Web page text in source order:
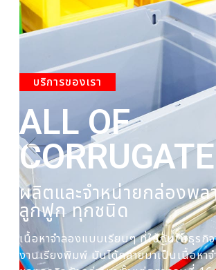
บริการของเรา
ALL OF
CORRUGATE
PLASTIC
ผลิตและจำหน่ายกล่องพ
ลูกฟูก ทุกชนิด
เนื้อหาจำลองแบบเรียบๆ ที่ใช้กันในธุร
งานเรียงพิมพ์ มันได้กลายมาเป็นเนื้อหา